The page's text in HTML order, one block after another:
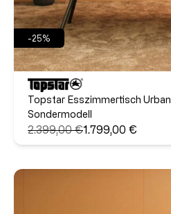
-25%
Topstar Esszimmertisch Urban
Sondermodell
2.399,00 €1.799,00 €